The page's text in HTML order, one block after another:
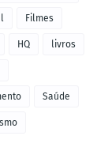
Filmes
HQ livros
Saúde